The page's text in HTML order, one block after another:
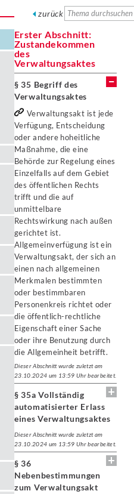
zurück
Erster Abschnitt:
Zustandekommen
des
Verwaltungsaktes
§ 35 Begriff des
Verwaltungsaktes
Verwaltungsakt ist jede
Verfügung, Entscheidung
oder andere hoheitliche
Maßnahme, die eine
Behörde zur Regelung eines
Einzelfalls auf dem Gebiet
des öffentlichen Rechts
trifft und die auf
unmittelbare
Rechtswirkung nach außen
gerichtet ist.
Allgemeinverfügung ist ein
Verwaltungsakt, der sich an
einen nach allgemeinen
Merkmalen bestimmten
oder bestimmbaren
Personenkreis richtet oder
die öffentlich-rechtliche
Eigenschaft einer Sache
oder ihre Benutzung durch
die Allgemeinheit betrifft.
Dieser Abschnitt wurde zuletzt am
23.10.2024 um 13:59 Uhr bearbeitet.
§ 35a Vollständig
automatisierter Erlass
eines Verwaltungsaktes
Dieser Abschnitt wurde zuletzt am
23.10.2024 um 13:59 Uhr bearbeitet.
§ 36
Nebenbestimmungen
zum Verwaltungsakt